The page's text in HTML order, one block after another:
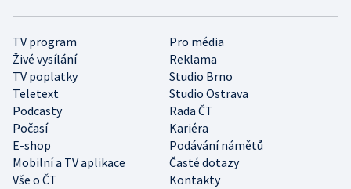
TV program
Pro média
Živé vysílání
Reklama
TV poplatky
Studio Brno
Teletext
Studio Ostrava
Podcasty
Rada ČT
Počasí
Kariéra
E-shop
Podávání námětů
Mobilní a TV aplikace
Časté dotazy
Vše o ČT
Kontakty